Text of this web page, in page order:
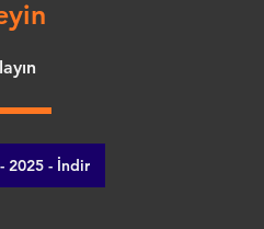
2025 - İndir